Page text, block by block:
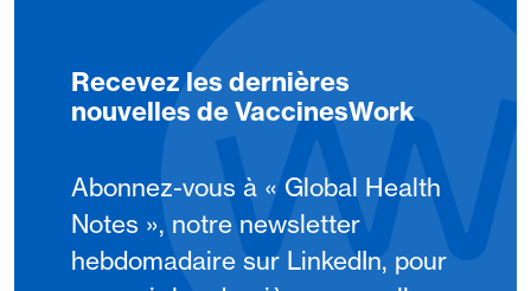
Recevez les dernières
nouvelles de VaccinesWork
Abonnez-vous à « Global Health
Notes », notre newsletter
hebdomadaire sur LinkedIn, pour